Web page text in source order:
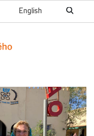
English